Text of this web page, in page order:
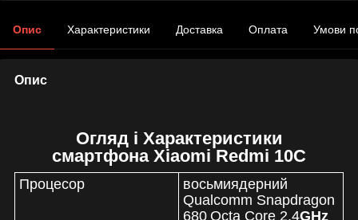
Опис Характеристики Доставка Оплата Умови
Опис
Огляд і Характеристики
смартфона Xiaomi Redmi 10С
Процесор
восьмиядерний
Qualcomm Snapdragon
680 Octa Core 2,4GHz